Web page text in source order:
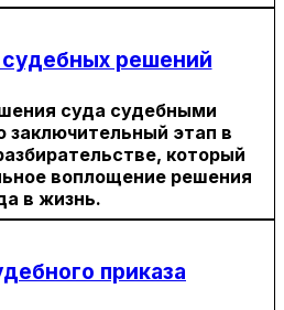
решений
суда судебными
заключительный этап в
который
воплощение решения
в жизнь.
приказа